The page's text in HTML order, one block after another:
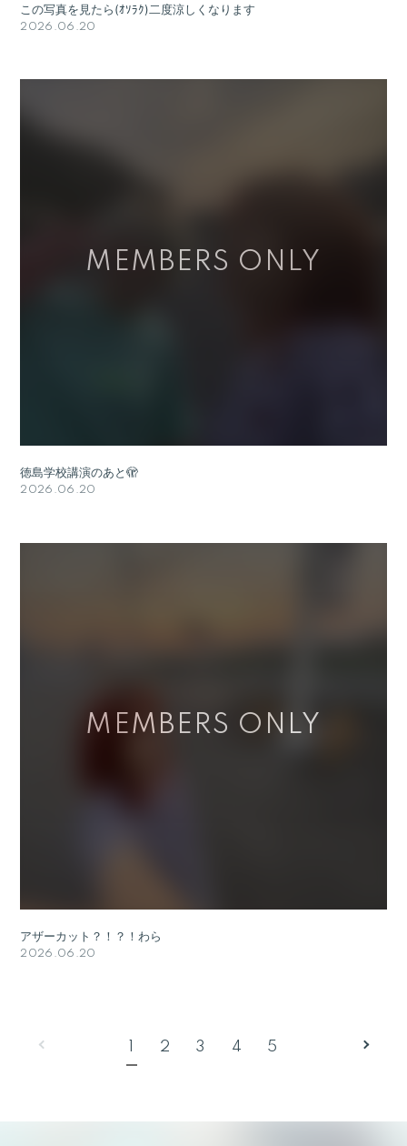
この写真を見たら(ｵｿﾗｸ)二度涼しくなります
2026.06.20
徳島学校講演のあと🫣
2026.06.20
アザーカット？！？！わら
2026.06.20
1 2 3 4 5